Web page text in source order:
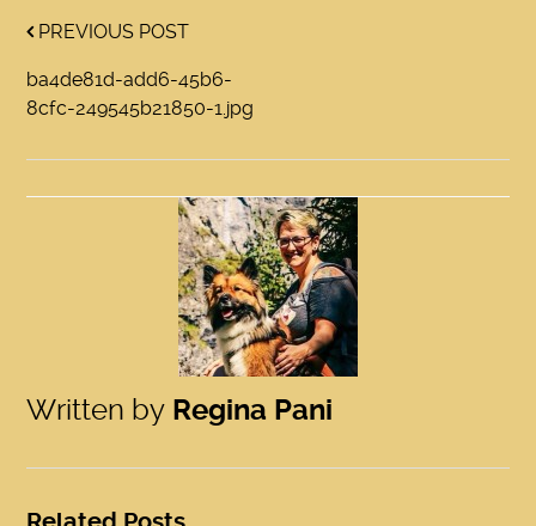
PREVIOUS POST
ba4de81d-add6-45b6-
8cfc-249545b21850-1.jpg
Written by Regina Pani